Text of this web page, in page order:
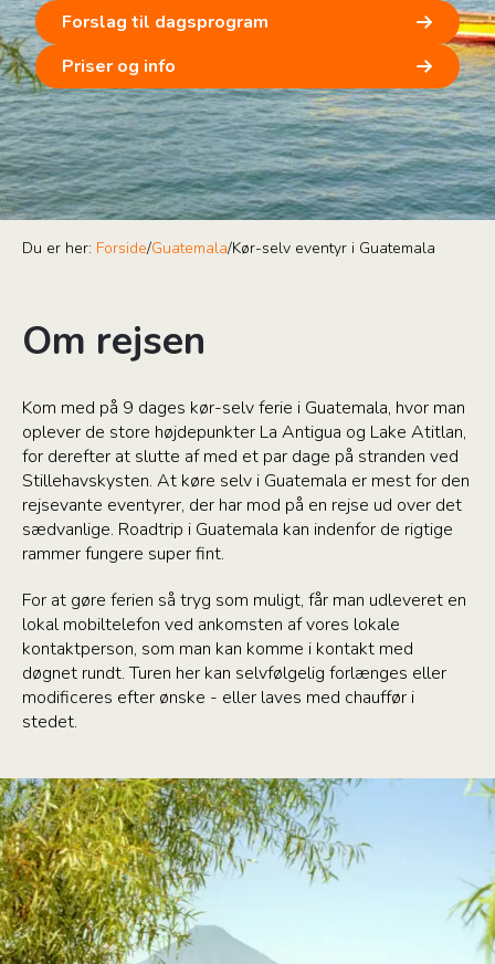
Forslag til dagsprogram
Priser og info
Du er her: Forside/Guatemala/Kør-selv eventyr i Guatemala
Om rejsen
Kom med på 9 dages kør-selv ferie i Guatemala, hvor man
oplever de store højdepunkter La Antigua og Lake Atitlan,
for derefter at slutte af med et par dage på stranden ved
Stillehavskysten. At køre selv i Guatemala er mest for den
rejsevante eventyrer, der har mod på en rejse ud over det
sædvanlige. Roadtrip i Guatemala kan indenfor de rigtige
rammer fungere super fint.
For at gøre ferien så tryg som muligt, får man udleveret en
lokal mobiltelefon ved ankomsten af vores lokale
kontaktperson, som man kan komme i kontakt med
døgnet rundt. Turen her kan selvfølgelig forlænges eller
modificeres efter ønske - eller laves med chauffør i
stedet.